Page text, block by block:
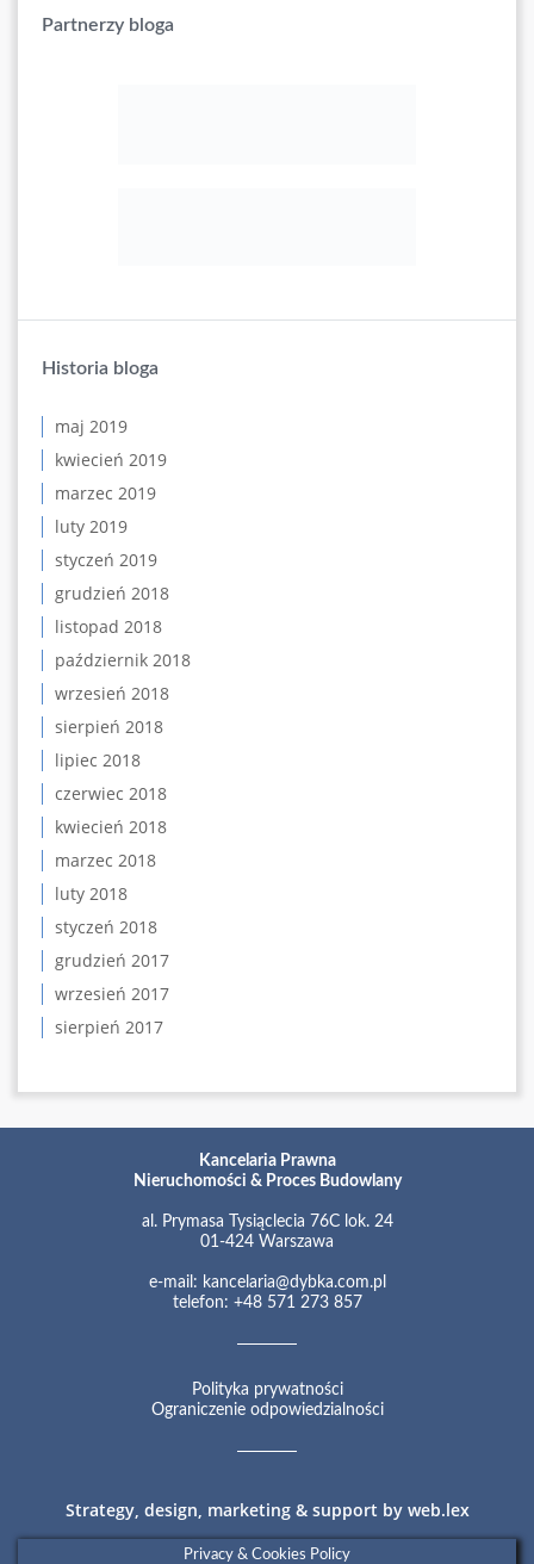
Partnerzy bloga
Historia bloga
maj 2019
kwiecień 2019
marzec 2019
luty 2019
styczeń 2019
grudzień 2018
listopad 2018
październik 2018
wrzesień 2018
sierpień 2018
lipiec 2018
czerwiec 2018
kwiecień 2018
marzec 2018
luty 2018
styczeń 2018
grudzień 2017
wrzesień 2017
sierpień 2017
Kancelaria Prawna
Nieruchomości & Proces Budowlany
al. Prymasa Tysiąclecia 76C lok. 24
01-424 Warszawa
e-mail: kancelaria@dybka.com.pl
telefon: +48 571 273 857
Polityka prywatności
Ograniczenie odpowiedzialności
Strategy, design, marketing & support by web.lex
Privacy & Cookies Policy